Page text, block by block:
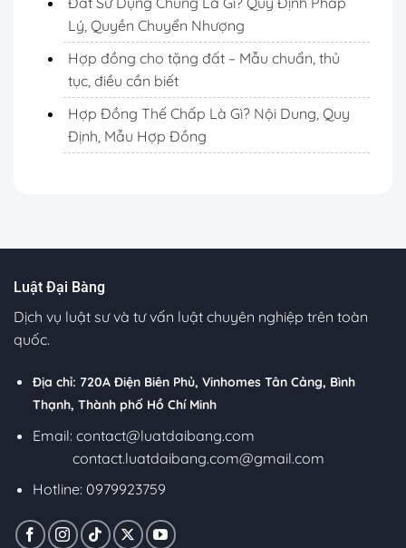
Lý, Quyền Chuyển Nhượng
Hợp đồng cho tặng đất – Mẫu chuẩn, thủ
tục, điều cần biết
Hợp Đồng Thế Chấp Là Gì? Nội Dung, Quy
Định, Mẫu Hợp Đồng
Luật Đại Bàng
Dịch vụ luật sư và tư vấn luật chuyên nghiệp trên toàn
quốc.
Địa chỉ: 720A Điện Biên Phủ, Vinhomes Tân Cảng, Bình
Thạnh, Thành phố Hồ Chí Minh
Email: contact@luatdaibang.com
contact.luatdaibang.com@gmail.com
Hotline: 0979923759